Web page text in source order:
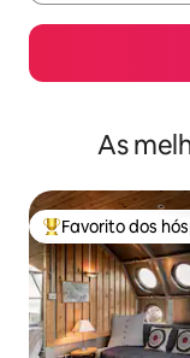
As
Favoritos dos
Favorito dos